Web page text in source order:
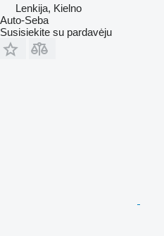
Lenkija, Kielno
Auto-Seba
Susisiekite su pardavėju